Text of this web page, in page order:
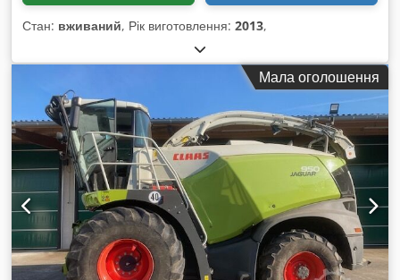
Стан: вживаний, Рік виготовлення: 2013,
Мала оголошення